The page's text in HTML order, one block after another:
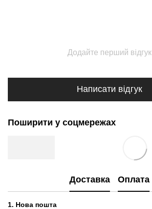
Додайте перший відгук
Написати відгук
Поширити у соцмережах
Доставка Оплата
1. Нова пошта